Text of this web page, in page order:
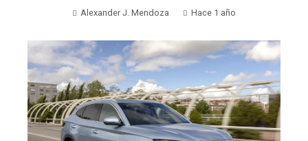
Alexander J. Mendoza Hace 1 año